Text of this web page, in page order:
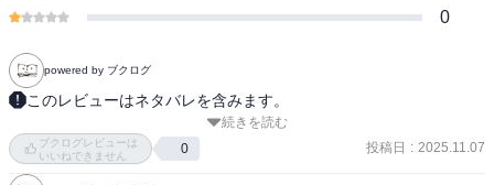
0
powered by ブクログ
このレビューはネタバレを含みます。
今巻のお客様は、リンカーン、沢村栄治、ガンジー、リチャード一
世。
ガンジーや他のキャラが時々波平やサザエさんの登場人物になるの
続きを読む
ブクログレビューは
いいねできません
0 投稿日 : 2025.11.07